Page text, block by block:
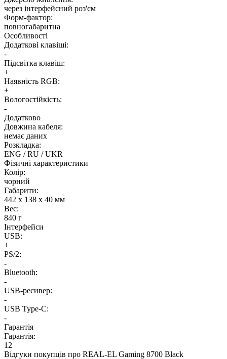
через інтерфейсний роз'єм
Форм-фактор:
повногабаритна
Особливості
Додаткові клавіші:
-
Підсвітка клавіш:
+
Наявність RGB:
+
Вологостійкість:
-
Додатково
Довжина кабеля:
немає даних
Розкладка:
ENG / RU / UKR
Фізичні характеристики
Колір:
чорний
Габарити:
442 х 138 х 40 мм
Вес:
840 г
Інтерфейси
USB:
+
PS/2:
-
Bluetooth:
-
USB-ресивер:
-
USB Type-C:
-
Гарантія
Гарантія:
12
Відгуки покупців про REAL-EL Gaming 8700 Black